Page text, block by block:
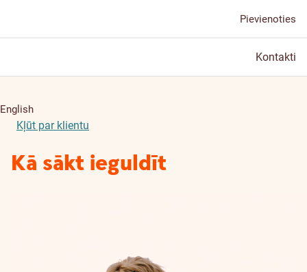
Pievienoties
Kontakti
English
Kļūt par klientu
Kā sākt ieguldīt